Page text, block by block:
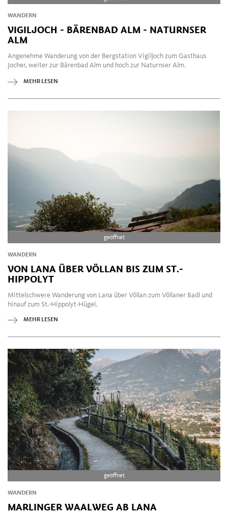
Sie der Regen überrascht, gibt es vielfältige Möglichkeiten
der Freizeitgestaltung. Lana und seine umliegenden
Ortschaften besitzen Museen und Labyrinthgärten und
Buschenschänke mit Streichelzoo oder „Indianer
Reservaten".
WANDERN
VIGILJOCH - BÄRENBAD ALM - NATURNSER
ALM
Angenehme Wanderung von der Bergstation Vigiljoch zum Gasthaus
Jocher, weiter zur Bärenbad Alm und hoch zur Naturnser Alm.
MEHR LESEN
geöffnet
WANDERN
VON LANA ÜBER VÖLLAN BIS ZUM ST.-
HIPPOLYT
Mittelschwere Wanderung von Lana über Völlan zum Völlaner Badl und
hinauf zum St.-Hippolyt-Hügel.
MEHR LESEN
geöffnet
WANDERN
MARLINGER WAALWEG AB LANA